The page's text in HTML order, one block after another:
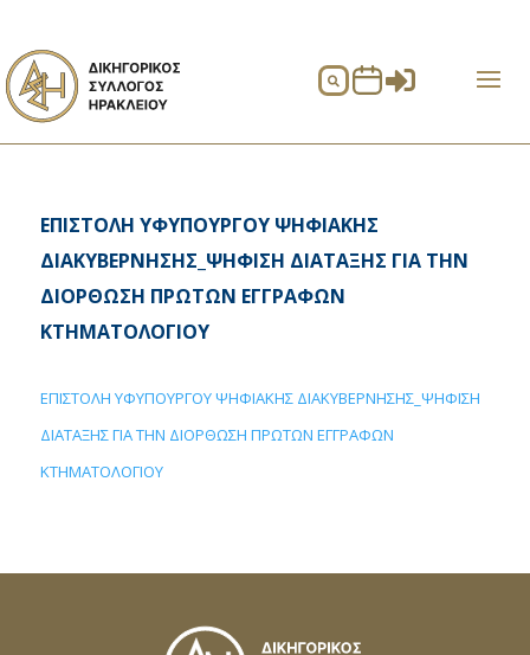
 
ΕΠΙΣΤΟΛΗ ΥΦΥΠΟΥΡΓΟΥ ΨΗΦΙΑΚΗΣ
ΔΙΑΚΥΒΕΡΝΗΣΗΣ_ΨΗΦΙΣΗ ΔΙΑΤΑΞΗΣ ΓΙΑ ΤΗΝ
ΔΙΟΡΘΩΣΗ ΠΡΩΤΩΝ ΕΓΓΡΑΦΩΝ
ΚΤΗΜΑΤΟΛΟΓΙΟΥ
ΕΠΙΣΤΟΛΗ ΥΦΥΠΟΥΡΓΟΥ ΨΗΦΙΑΚΗΣ ΔΙΑΚΥΒΕΡΝΗΣΗΣ_ΨΗΦΙΣΗ
ΔΙΑΤΑΞΗΣ ΓΙΑ ΤΗΝ ΔΙΟΡΘΩΣΗ ΠΡΩΤΩΝ ΕΓΓΡΑΦΩΝ
ΚΤΗΜΑΤΟΛΟΓΙΟΥ